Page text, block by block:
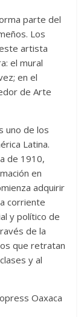
parte del
Los
artista
el mural
en el
de Arte
uno de los
Latina.
de 1910,
en
adquirir
corriente
y político de
de la
que retratan
y al
Oaxaca